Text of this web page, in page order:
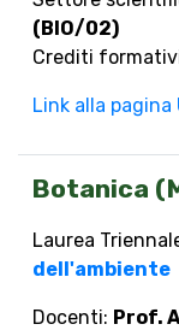
(BIO/02)
Crediti
Link alla pagina
Botanica
Laurea
dell'ambiente
Docenti: Prof.